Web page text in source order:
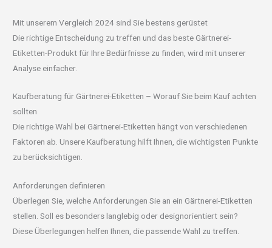
Mit unserem Vergleich 2024 sind Sie bestens gerüstet
Die richtige Entscheidung zu treffen und das beste Gärtnerei-
Etiketten-Produkt für Ihre Bedürfnisse zu finden, wird mit unserer
Analyse einfacher.
Kaufberatung für Gärtnerei-Etiketten – Worauf Sie beim Kauf achten
sollten
Die richtige Wahl bei Gärtnerei-Etiketten hängt von verschiedenen
Faktoren ab. Unsere Kaufberatung hilft Ihnen, die wichtigsten Punkte
zu berücksichtigen.
Anforderungen definieren
Überlegen Sie, welche Anforderungen Sie an ein Gärtnerei-Etiketten
stellen. Soll es besonders langlebig oder designorientiert sein?
Diese Überlegungen helfen Ihnen, die passende Wahl zu treffen.